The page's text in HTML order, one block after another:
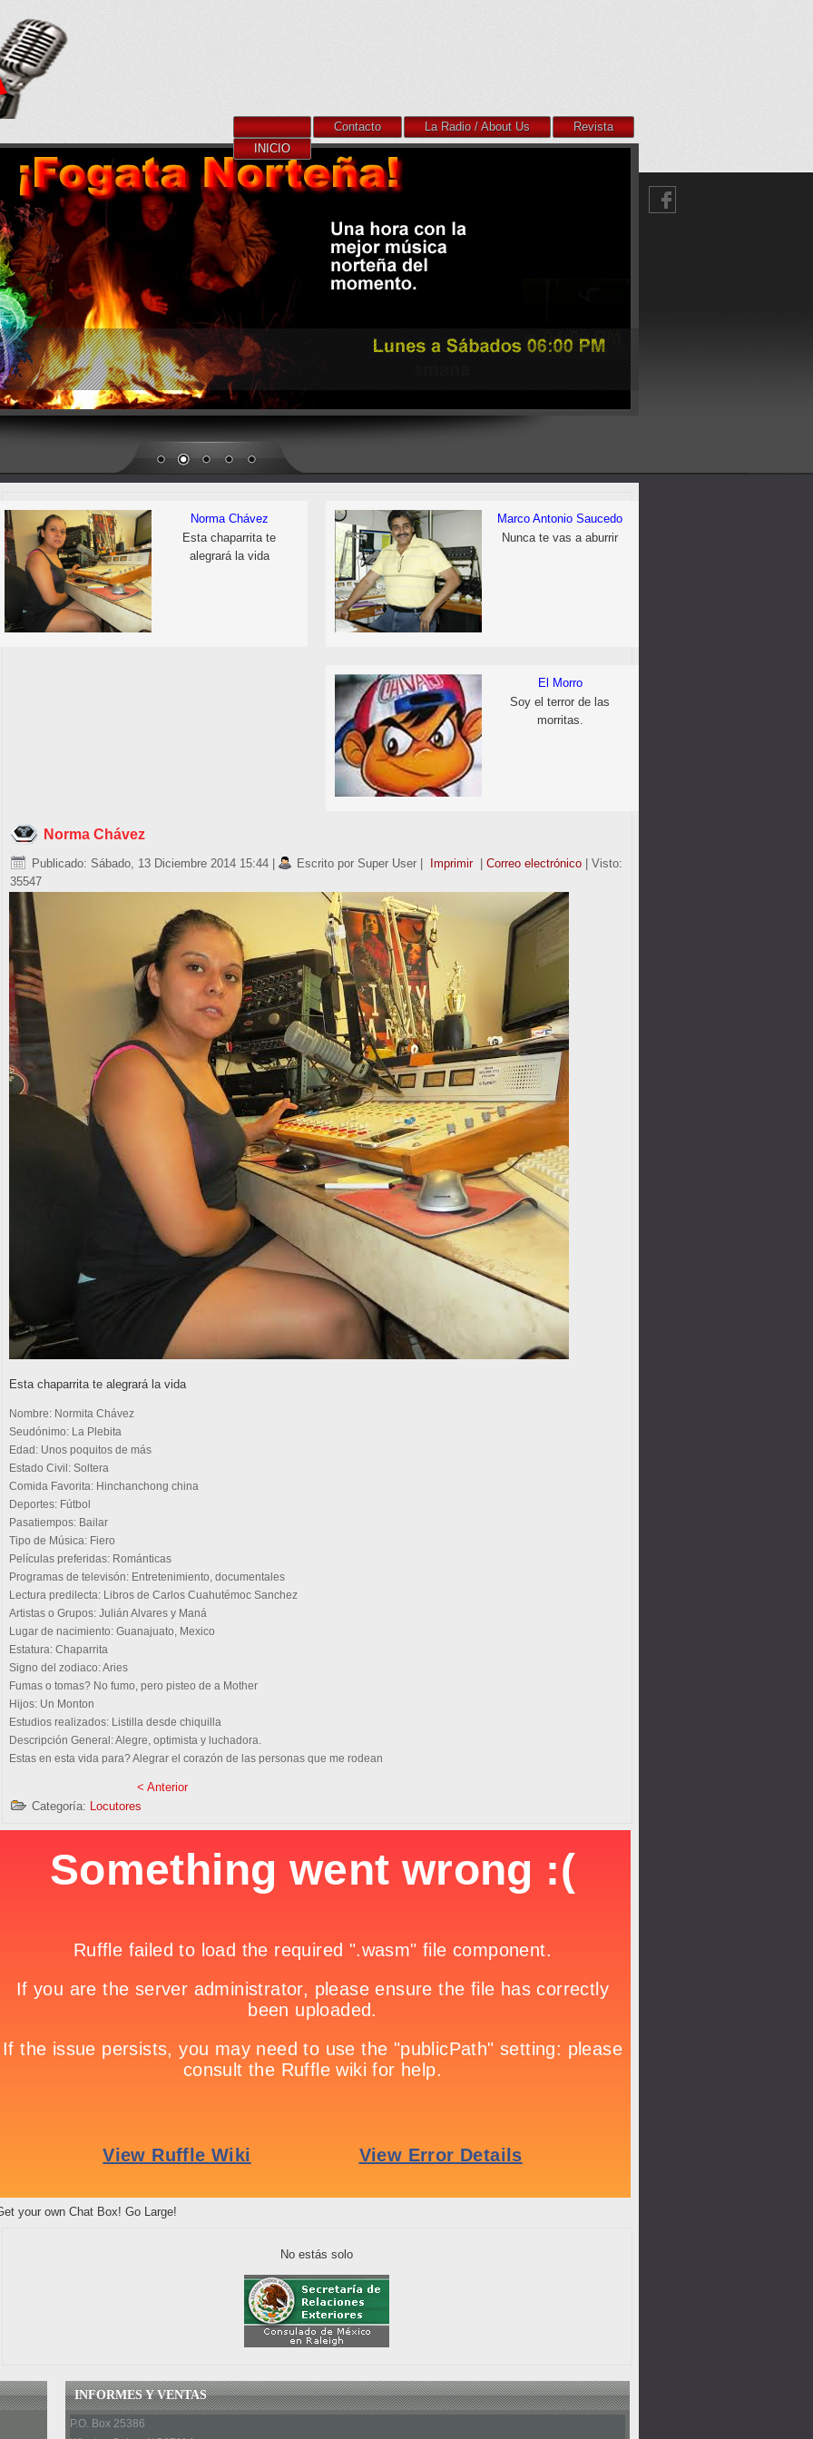
INICIO
Contacto La Radio / About Us Revista
Norma Chávez
Esta chaparrita te
alegrará la vida
Marco Antonio Saucedo
Nunca te vas a aburrir
El Morro
Soy el terror de las
morritas.
Norma Chávez
Publicado: Sábado, 13 Diciembre 2014 15:44| Escrito por Super User| Imprimir Correo electrónico| Visto:
35547
Esta chaparrita te alegrará la vida
Nombre: Normita Chávez
Seudónimo: La Plebita
Edad: Unos poquitos de más
Estado Civil:Soltera
Comida Favorita:Hinchanchong china
Deportes:Fútbol
Pasatiempos: Bailar
Tipo de Música:Fiero
Películas preferidas: Románticas
Programas de televisón: Entretenimiento, documentales
Lectura predilecta:Libros de Carlos Cuahutémoc Sanchez
Artistas o Grupos: Julián Alvares y Maná
Lugar de nacimiento:Guanajuato, Mexico
Estatura:Chaparrita
Signo del zodiaco:Aries
Fumas o tomas? No fumo, pero pisteo de a Mother
Hijos: Un Monton
Estudios realizados: Listilla desde chiquilla
Descripción General:Alegre, optimista y luchadora.
Estas en esta vida para?Alegrar el corazón de las personas que me rodean
< Anterior
Categoría: Locutores
your own Chat Box! Go Large!
No estás solo
INFORMES Y VENTAS
P.O. Box 25386